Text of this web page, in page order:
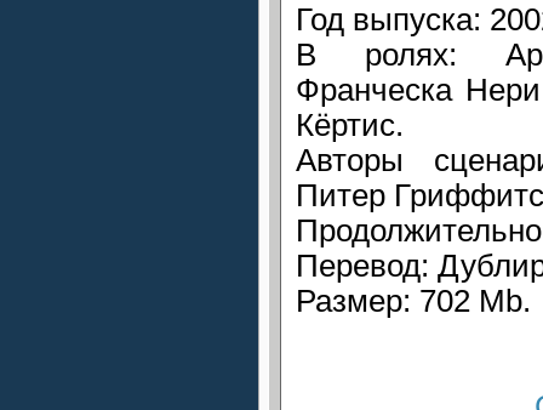
Год выпуска:
В ролях:
Франческа
Кёртис.
Авторы
Питер
Перевод:
Размер: 702 Mb.